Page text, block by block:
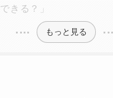
できる？」
もっと見る